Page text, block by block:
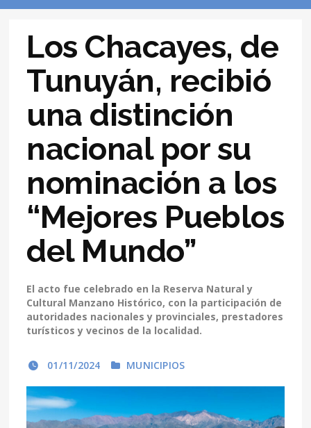
Los Chacayes, de
Tunuyán, recibió
una distinción
nacional por su
nominación a los
“Mejores Pueblos
del Mundo”
El acto fue celebrado en la Reserva Natural y
Cultural Manzano Histórico, con la participación de
autoridades nacionales y provinciales, prestadores
turísticos y vecinos de la localidad.
01/11/2024 MUNICIPIOS